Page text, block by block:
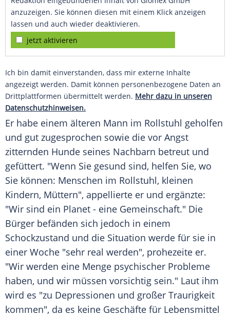
anzuzeigen. Sie können diesen mit einem Klick anzeigen
lassen und auch wieder deaktivieren.
jetzt aktivieren
Ich bin damit einverstanden, dass mir externe Inhalte
angezeigt werden. Damit können personenbezogene Daten an
Drittplattformen übermittelt werden. Mehr dazu in unseren
Datenschutzhinweisen.
Er habe einem älteren Mann im Rollstuhl geholfen
und gut zugesprochen sowie die vor Angst
zitternden Hunde seines Nachbarn betreut und
gefüttert. "Wenn Sie gesund sind, helfen Sie, wo
Sie können: Menschen im Rollstuhl, kleinen
Kindern, Müttern", appellierte er und ergänzte:
"Wir sind ein Planet - eine Gemeinschaft." Die
Bürger befänden sich jedoch in einem
Schockzustand und die Situation werde für sie in
einer Woche "sehr real werden", prohezeite er.
"Wir werden eine Menge psychischer Probleme
haben, und wir müssen vorsichtig sein." Laut ihm
wird es "zu Depressionen und großer Traurigkeit
kommen", da es keine Geschäfte für Lebensmittel